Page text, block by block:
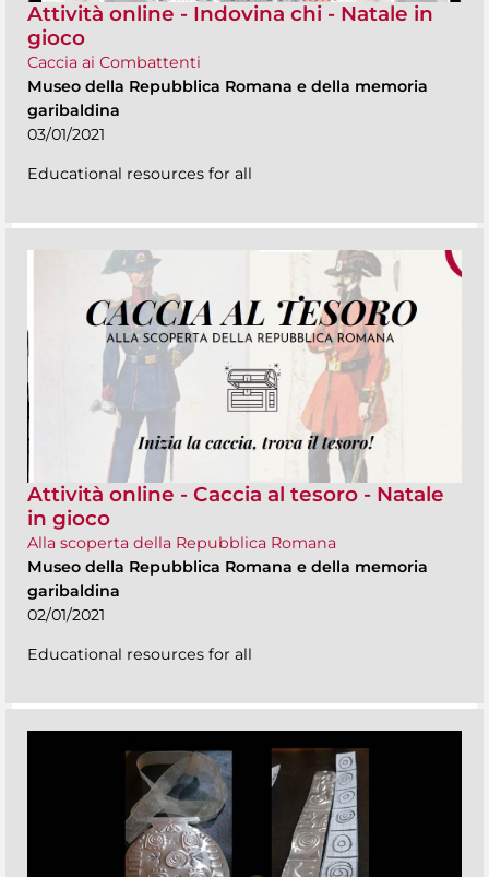
Attività online - Indovina chi - Natale in
gioco
Caccia ai Combattenti
Museo della Repubblica Romana e della memoria
garibaldina
03/01/2021
Educational resources for all
Attività online - Caccia al tesoro - Natale
in gioco
Alla scoperta della Repubblica Romana
Museo della Repubblica Romana e della memoria
garibaldina
02/01/2021
Educational resources for all